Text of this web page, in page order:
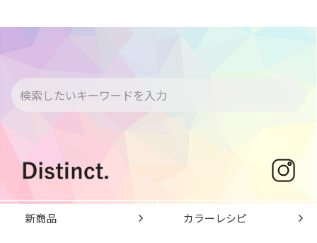
新商品 カラーレシピ